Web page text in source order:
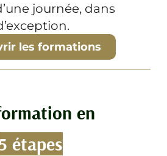
journée, dans
les formations
en
étapes